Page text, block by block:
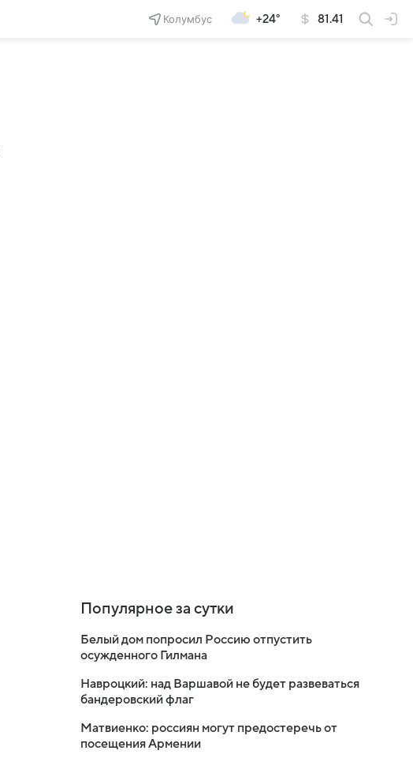
Колумбус +24° 81.41
Популярное за сутки
Белый дом попросил Россию отпустить
осужденного Гилмана
Навроцкий: над Варшавой не будет развеваться
бандеровский флаг
Матвиенко: россиян могут предостеречь от
посещения Армении